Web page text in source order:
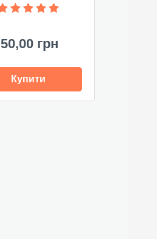
50,00 грн
Купити